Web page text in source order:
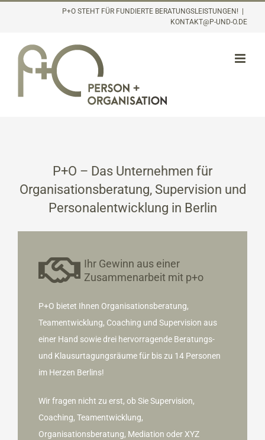
P+O STEHT FÜR FUNDIERTE BERATUNGSLEISTUNGEN!
KONTAKT@P-UND-O.DE
P+O – Das Unternehmen für
Organisationsberatung, Supervision und
Personalentwicklung in Berlin
Ihr Gewinn aus einer
Zusammenarbeit mit p+o
P+O bietet Ihnen Organisationsberatung,
Teamentwicklung, Coaching und Supervision aus
einer Hand sowie drei hervorragende Beratungs-
und Klausurtagungsräume für bis zu 14 Personen
im Herzen Berlins!
Wir fragen nicht zu erst, ob Sie Supervision,
Coaching, Teamentwicklung,
Organisationsberatung, Mediation oder XYZ